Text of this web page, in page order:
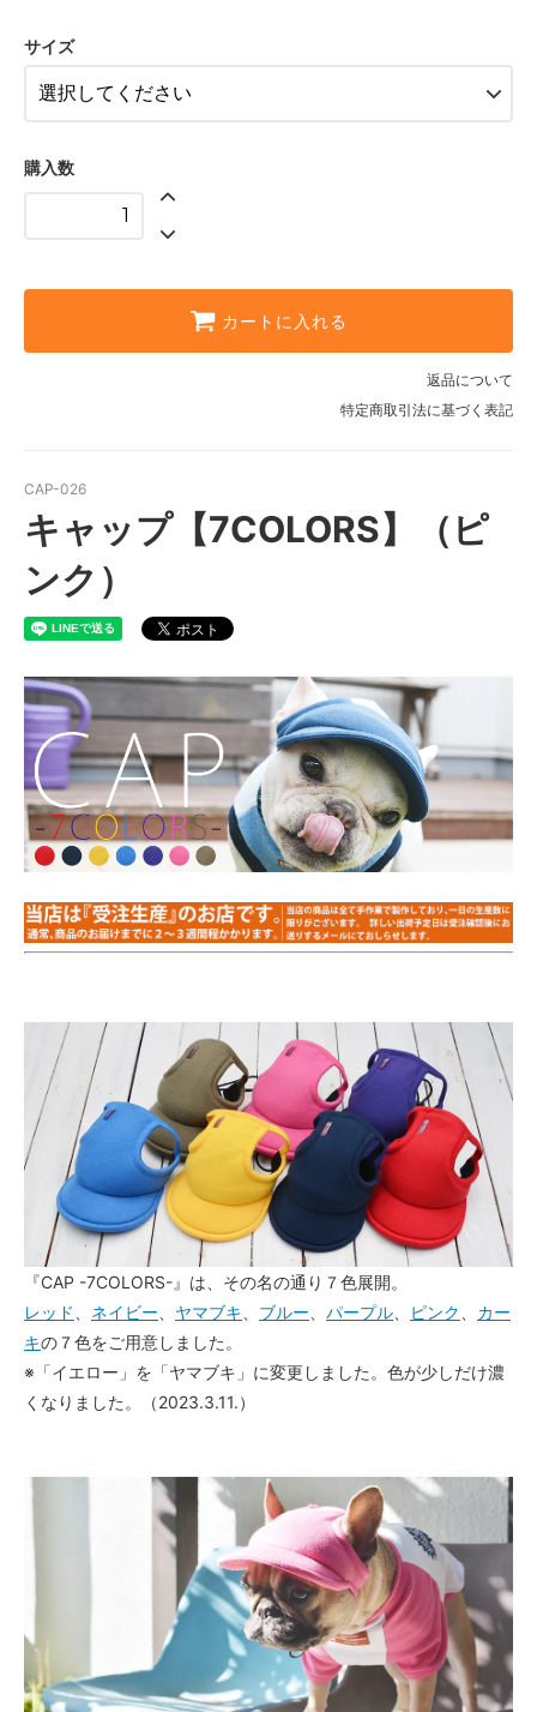
サイズ
購入数
カートに入れる
返品について
特定商取引法に基づく表記
CAP-026
キャップ【7COLORS】（ピ
ンク）
『CAP -7COLORS-』は、その名の通り７色展開。
レッド
ネイビー ヤマブキ ブルー パープル ピンク
カー
キの７色をご用意しました。
※「イエロー」を「ヤマブキ」に変更しました。色が少しだけ濃
くなりました。（2023.3.11.）